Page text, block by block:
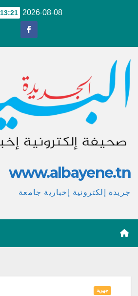
2026-08-08
13:21
www.albayene.tn
جريدة إلكترونية إخبارية جامعة
جهوية